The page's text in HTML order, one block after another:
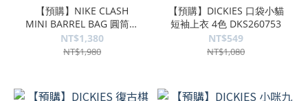
【預購】NIKE CLASH
MINI BARREL BAG 圓筒側
背包 粉色 IQ3424667
NT$1,380
NT$1,980
【預購】DICKIES 口袋小貓
短袖上衣 4色 DKS260753
NT$549
NT$1,080